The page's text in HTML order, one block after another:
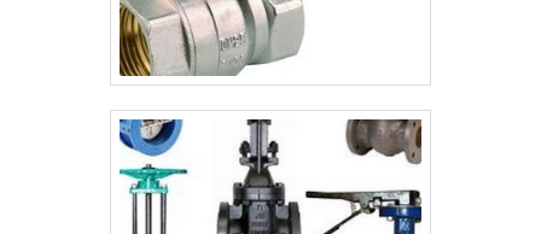
cliente.Ainda focando na qualidade em
flange sobreposto aço inox, mais do que
visar apenas lucratividade, deve oferecer
qualidade e excelente custo-benefício,
pequenos detalhes, mas de grande valia
para saber a procedência e seriedade da
empresa.É importante lembrar que o